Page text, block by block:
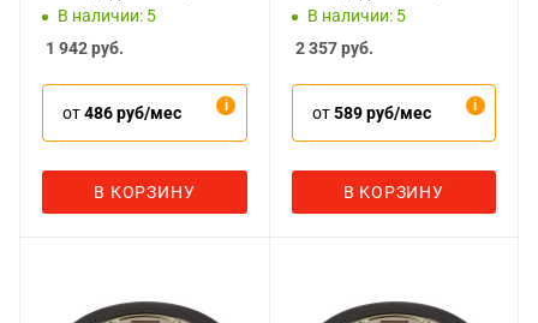
DMECL A03265
В наличии: 5
1 942руб.
от486 руб/мес
В КОРЗИНУ
DMECL A03310
В наличии: 5
2 357руб.
от589 руб/мес
В КОРЗИНУ